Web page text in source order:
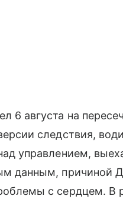
6 августа на
следствия,
управлением,
данным, причиной
с сердцем. В